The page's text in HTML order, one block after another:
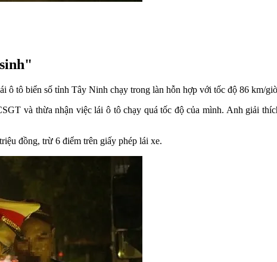
tô biển số tỉnh Tây Ninh chạy trong làn hỗn hợp với tốc độ 86 km/
và thừa nhận việc lái ô tô chạy quá tốc độ của mình. Anh giải
đồng, trừ 6 điểm trên giấy phép lái xe.